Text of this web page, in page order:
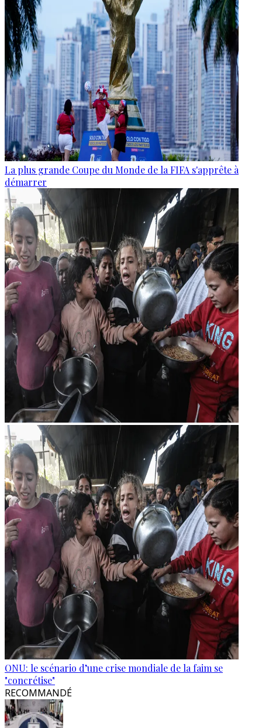
La plus grande Coupe du Monde de la FIFA s'apprête à
démarrer
ONU: le scénario d’une crise mondiale de la faim se
"concrétise"
RECOMMANDÉ